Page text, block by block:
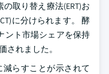
取り替え療法(ERT)お
に分けられます。 酵
ント市場シェアを保持
されました。
減らすことが示されて